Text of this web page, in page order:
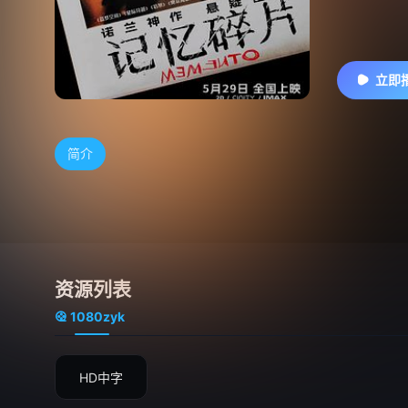
立即
简介
资源列表
1080zyk
HD中字